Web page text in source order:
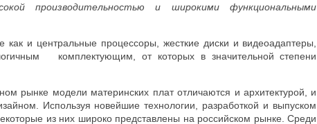
производительностью и широкими функциональными
и центральные процессоры, жесткие диски и видеоадаптеры,
комплектующим, от которых в значительной степени
рынке модели материнских плат отличаются и архитектурой, и
Используя новейшие технологии, разработкой и выпуском
из них широко представлены на российском рынке. Среди